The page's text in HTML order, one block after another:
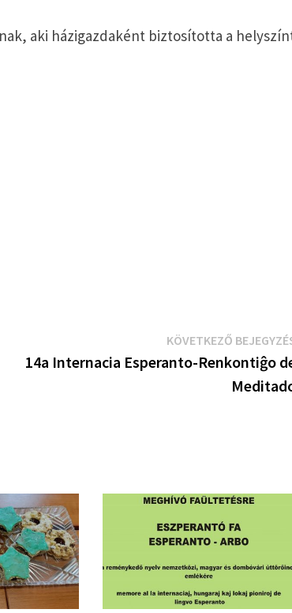
aki házigazdaként biztosította a
KÖVETKEZŐ
14a Internacia Esperanto-Renkontiĝo